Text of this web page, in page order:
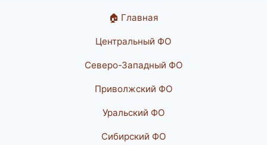
🏠 Главная
Центральный ФО
Северо-Западный ФО
Приволжский ФО
Уральский ФО
Сибирский ФО